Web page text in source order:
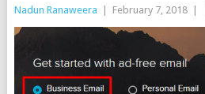
Nadun Ranaweera February 7, 2018